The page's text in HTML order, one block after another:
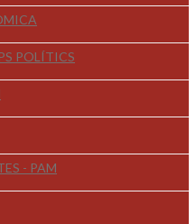
POLÍTICS
- PAM